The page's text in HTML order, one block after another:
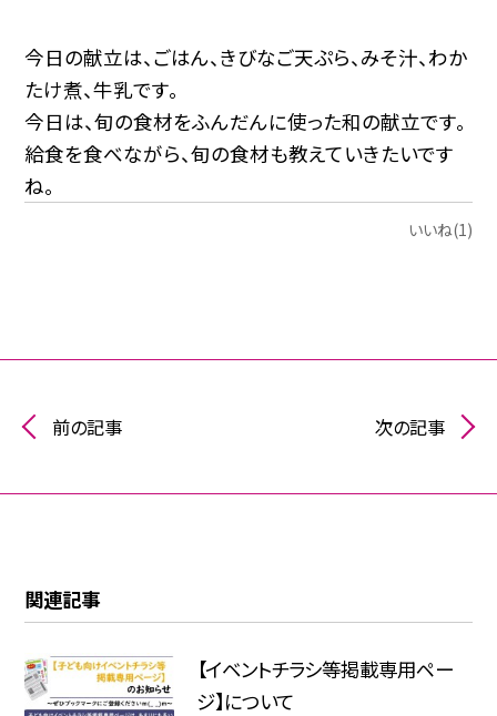
今日の献立は、ごはん、きびなご天ぷら、みそ汁、わか
たけ煮、牛乳です。
今日は、旬の食材をふんだんに使った和の献立です。
給食を食べながら、旬の食材も教えていきたいです
ね。
いいね(1)
前の記事 次の記事
関連記事
【イベントチラシ等掲載専用ペー
ジ】について